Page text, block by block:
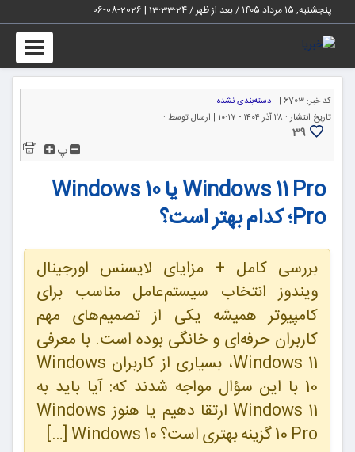
پنجشنبه, ۱۵ مرداد ۱۴۰۵ / بعد از ظهر / 13:33:25
|
2026-08-06
کد خبر: 6703 | دسته‌بندی نشده|
تاریخ انتشار : ۲۸ آذر ۱۴۰۴ - ۱۰:۱۷ | ارسال توسط :
39
پ
Windows 11 Pro یا Windows 10
Pro؛ کدام بهتر است؟
بررسی کامل + مزایای لایسنس اورجینال
ویندوز انتخاب سیستم‌عامل مناسب برای
کامپیوتر همیشه یکی از تصمیم‌های مهم
کاربران حرفه‌ای و خانگی بوده است. با معرفی
Windows 11، بسیاری از کاربران Windows
10 با این سؤال مواجه شدند که: آیا باید به
Windows 11 ارتقا دهیم یا هنوز Windows
10 Pro گزینه بهتری است؟ Windows 10 […]